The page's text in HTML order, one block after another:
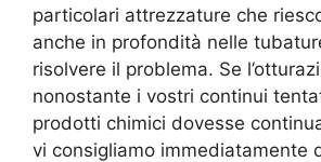
particolari attrezzature che
anche in profondità nelle
risolvere il problema. Se
nonostante i vostri continui
prodotti chimici dovesse
vi consigliamo immediatamente